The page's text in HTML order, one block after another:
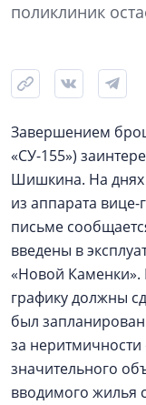
поликлиник
Завершением
«СУ-155»)
Шишкина. На днях
из аппарата
письме
введены в
«Новой Каменки».
графику должны
был запланирован
за
значительного
вводимого жилья